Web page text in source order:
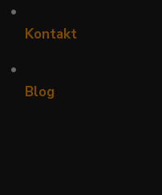
•
Kontakt
•
Blog